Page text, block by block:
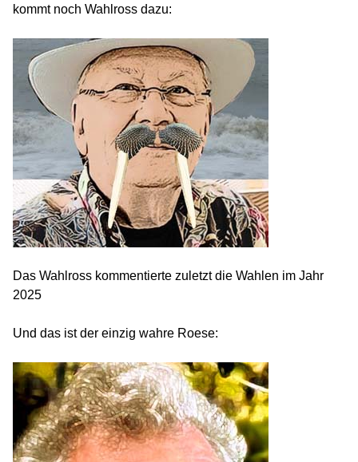
kommt noch Wahlross dazu:
Das Wahlross kommentierte zuletzt die Wahlen im Jahr
2025
Und das ist der einzig wahre Roese: